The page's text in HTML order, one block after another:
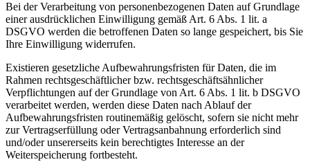
Bei der Verarbeitung von personenbezogenen Daten auf Grundlage
einer ausdrücklichen Einwilligung gemäß Art. 6 Abs. 1 lit. a
DSGVO werden die betroffenen Daten so lange gespeichert, bis Sie
Ihre Einwilligung widerrufen.
Existieren gesetzliche Aufbewahrungsfristen für Daten, die im
Rahmen rechtsgeschäftlicher bzw. rechtsgeschäftsähnlicher
Verpflichtungen auf der Grundlage von Art. 6 Abs. 1 lit. b DSGVO
verarbeitet werden, werden diese Daten nach Ablauf der
Aufbewahrungsfristen routinemäßig gelöscht, sofern sie nicht mehr
zur Vertragserfüllung oder Vertragsanbahnung erforderlich sind
und/oder unsererseits kein berechtigtes Interesse an der
Weiterspeicherung fortbesteht.